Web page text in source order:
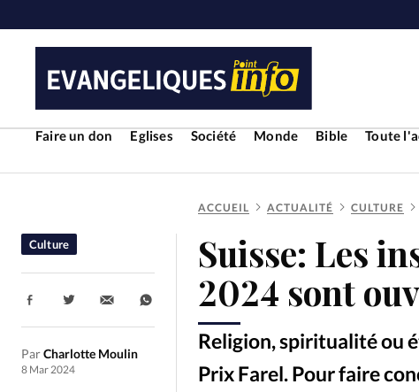
Faire un don Eglises Société Monde Bible
Toute
RUBRIQUES
Toute l'actualité Bible
Economie
Eglises
Liberté religieuse
Mission
ACCUEIL ACTUALITÉ CULTURE
Suisse: Les
2024 sont
Religion, spiritualité ou
Prix Farel. Pour faire
Culture
ParCharlotte Moulin
8 Mar 2024
Partager: